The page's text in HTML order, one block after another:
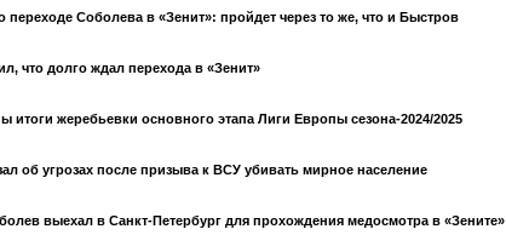
переходе Соболева в «Зенит»: пройдет через то же, что и Быстров
что долго ждал перехода в «Зенит»
итоги жеребьевки основного этапа Лиги Европы сезона-2024/2025
об угрозах после призыва к ВСУ убивать мирное население
выехал в Санкт-Петербург для прохождения медосмотра в «Зените»